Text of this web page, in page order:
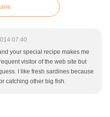
07:40
your special recipe makes me
visitor of the web site but
I like fresh sardines because
catching other big fish.